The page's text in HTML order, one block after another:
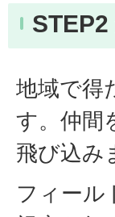
地域で得
す。仲間
飛び込み
フィール